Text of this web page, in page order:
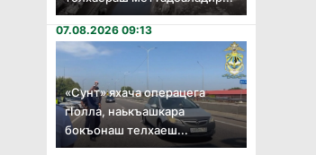
07.08.2026 09:13
«Сунт» яхача операцега
гӏолла, наькъашкара
бокъонаш телхаеш...